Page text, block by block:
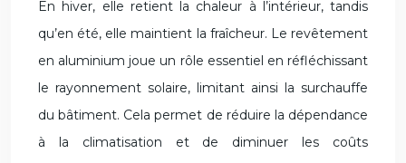
En hiver, elle retient la chaleur à l’intérieur, tandis
qu’en été, elle maintient la fraîcheur. Le revêtement
en aluminium joue un rôle essentiel en réfléchissant
le rayonnement solaire, limitant ainsi la surchauffe
du bâtiment. Cela permet de réduire la dépendance
à la climatisation et de diminuer les coûts